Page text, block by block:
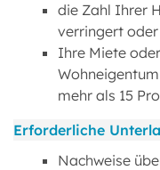
die Zahl Ihrer
verringert oder
Ihre Miete
mehr als 15
Erforderliche
Nachweise